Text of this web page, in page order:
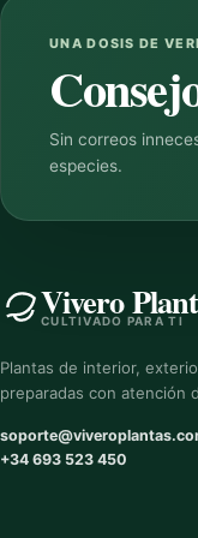
UNA DOSIS DE
Sin correos
especies.
Vivero
CULTIVADO PARA TI
Plantas de interior,
preparadas con atención
+34 693 523 450